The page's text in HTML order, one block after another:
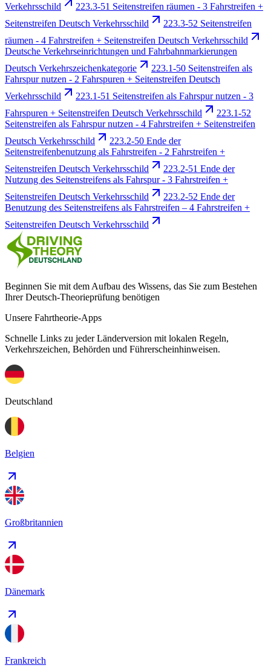
Verkehrsschild
223.3-51 Seitenstreifen räumen - 3 Fahrstreifen +
Seitenstreifen Deutsch Verkehrsschild
223.3-52 Seitenstreifen
räumen - 4 Fahrstreifen + Seitenstreifen Deutsch Verkehrsschild
Deutsche Verkehrseinrichtungen und Fahrbahnmarkierungen
Deutsch Verkehrszeichenkategorie
223.1-50 Seitenstreifen als
Fahrspur nutzen - 2 Fahrspuren + Seitenstreifen Deutsch
Verkehrsschild
223.1-51 Seitenstreifen als Fahrspur nutzen - 3
Fahrspuren + Seitenstreifen Deutsch Verkehrsschild
223.1-52
Seitenstreifen als Fahrspur nutzen - 4 Fahrstreifen + Seitenstreifen
Deutsch Verkehrsschild
223.2-50 Ende der
Seitenstreifenbenutzung als Fahrstreifen - 2 Fahrstreifen +
Seitenstreifen Deutsch Verkehrsschild
223.2-51 Ende der
Nutzung des Seitenstreifens als Fahrspur - 3 Fahrstreifen +
Seitenstreifen Deutsch Verkehrsschild
223.2-52 Ende der
Benutzung des Seitenstreifens als Fahrstreifen – 4 Fahrstreifen +
Seitenstreifen Deutsch Verkehrsschild
Beginnen Sie mit dem Aufbau des Wissens, das Sie zum Bestehen
Ihrer Deutsch-Theorieprüfung benötigen
Unsere Fahrtheorie-Apps
Schnelle Links zu jeder Länderversion mit lokalen Regeln,
Verkehrszeichen, Behörden und Führerscheinhinweisen.
Deutschland
Belgien
Großbritannien
Dänemark
Frankreich